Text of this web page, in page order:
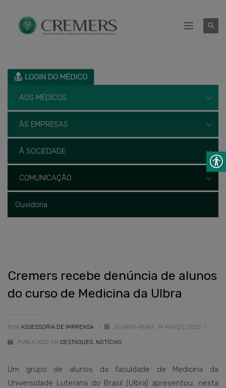
AOS MÉDICOS
ÀS EMPRESAS
À SOCIEDADE
COMUNICAÇÃO
Ouvidoria
Cremers recebe denúncia de alunos
do curso de Medicina da Ulbra
POR ASSESSORIA DE IMPRENSA / QUARTA-FEIRA, 19 MARÇO 2025 /
PUBLICADO EM DESTAQUES, NOTÍCIAS
Um grupo de alunos da faculdade de Medicina da
Universidade Luterana do Brasil (Ulbra) apresentou, nesta